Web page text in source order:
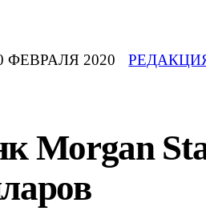
ФЕВРАЛЯ 2020
Morgan